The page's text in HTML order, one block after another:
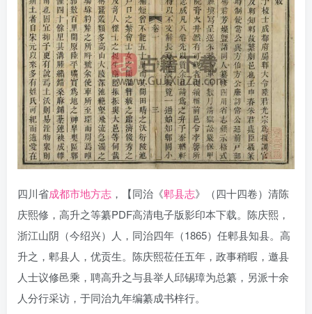
四川省成都市地方志 ，【同治《郫县志》（四十四卷）清陈
庆熙修，高升之等纂PDF高清电子版影印本下载。陈庆熙，
浙江山阴（今绍兴）人，同治四年（1865）任郫县知县。高
升之，郫县人，优贡生。陈庆熙莅任五年，政事稍暇，邀县
人士议修邑乘，聘高升之与县举人邱锡璋为总纂，另派十余
人分行采访，于同治九年编纂成书梓行。